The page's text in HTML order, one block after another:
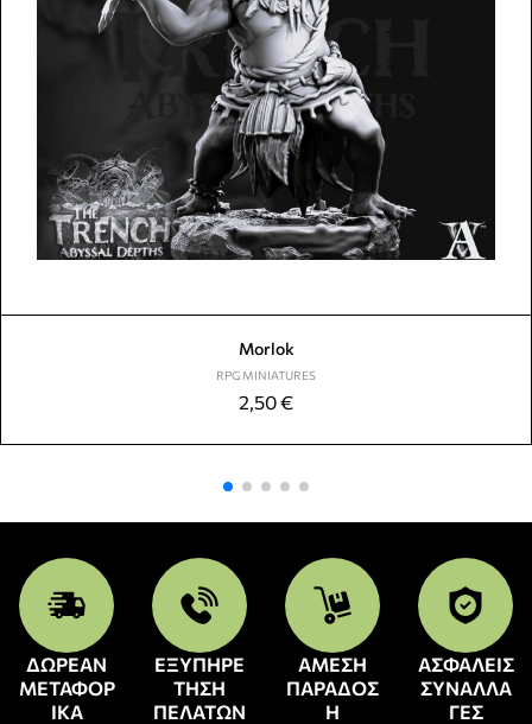
Morlok
RPG MINIATURES
2,50€
ΔΩΡΕΑΝ
ΜΕΤΑΦΟΡ
ΙΚΑ
ΕΞΥΠΗΡΕ
ΤΗΣΗ
ΠΕΛΑΤΩΝ
ΑΜΕΣΗ
ΠΑΡΑΔΟΣ
Η
ΑΣΦΑΛΕΙΣ
ΣΥΝΑΛΛΑ
ΓΕΣ